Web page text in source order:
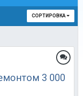
СОРТИРОВКА
3 000